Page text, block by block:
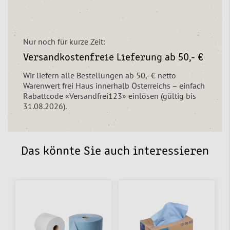
Nur noch für kurze Zeit:
Versandkostenfreie Lieferung ab 50,- €
Wir liefern alle Bestellungen ab 50,- € netto
Warenwert frei Haus innerhalb Österreichs – einfach
Rabattcode «Versandfrei123» einlösen (gültig bis
31.08.2026).
Das könnte Sie auch interessieren